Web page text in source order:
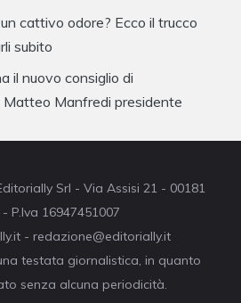
cattivo odore? Ecco il trucco
subito
il nuovo consiglio di
Manfredi presidente
Srl - Via Assisi 21 - 00181
P.Iva 16947451007
- redazione@editorially.it
testata giornalistica, in quanto
senza alcuna periodicità.